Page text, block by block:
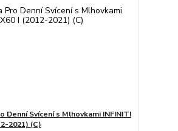
Denní Svícení s Mlhovkami INFINITI
2021) (C)